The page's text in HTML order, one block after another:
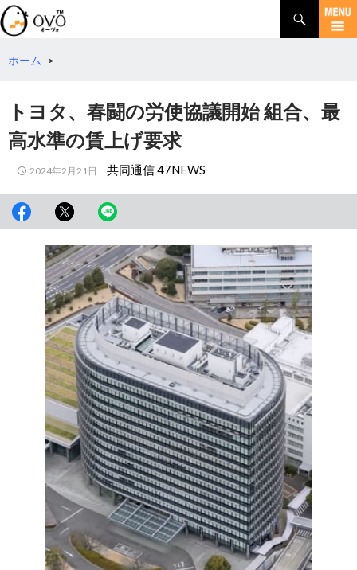
検
索
コ
テ
動
ホーム >
トヨタ、春闘の労使協議開始 組合、最
高水準の賃上げ要求
2024年2月21日 共同通信 47NEWS